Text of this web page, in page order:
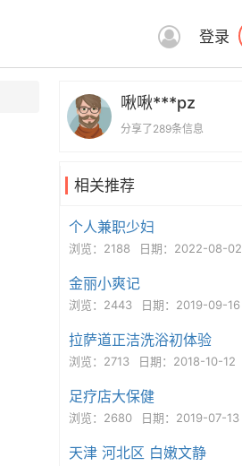
登录
啾啾***pz
分享了289条信息
相关推荐
个人兼职少妇
浏览：2188 日期：2022-08-02
金丽小爽记
浏览：2443 日期：2019-09-16
拉萨道正洁洗浴初体验
浏览：2713 日期：2018-10-12
足疗店大保健
浏览：2680 日期：2019-07-13
天津 河北区 白嫩文静